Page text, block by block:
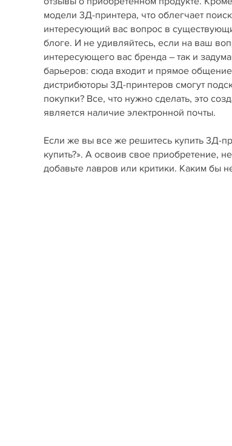
модели 3Д-принтера, что облегчает
интересующий вас вопрос в
блоге. И не удивляйтесь, если на ваш
интересующего вас бренда – так и
барьеров: сюда входит и прямое
дистрибюторы 3Д-принтеров смогут
покупки? Все, что нужно сделать, это
является наличие электронной почты.
Если же вы все же решитесь купить 3Д-
купить?». А освоив свое приобретение,
добавьте лавров или критики. Каким бы